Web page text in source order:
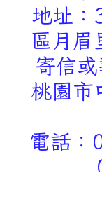
地址：
區月眉
寄信
桃園市
電話：